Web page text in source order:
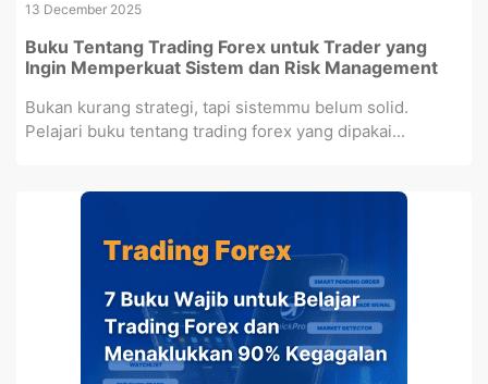
13 December 2025
Buku Tentang Trading Forex untuk Trader yang
Ingin Memperkuat Sistem dan Risk Management
Bukan kurang strategi, tapi sistemmu belum solid.
Pelajari buku tentang trading forex yang dipakai...